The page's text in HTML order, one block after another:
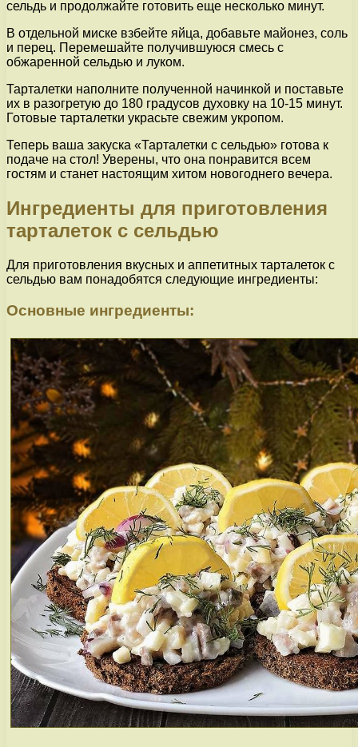
сельдь и продолжайте готовить еще несколько минут.
В отдельной миске взбейте яйца, добавьте майонез, соль
и перец. Перемешайте получившуюся смесь с
обжаренной сельдью и луком.
Тарталетки наполните полученной начинкой и поставьте
их в разогретую до 180 градусов духовку на 10-15 минут.
Готовые тарталетки украсьте свежим укропом.
Теперь ваша закуска «Тарталетки с сельдью» готова к
подаче на стол! Уверены, что она понравится всем
гостям и станет настоящим хитом новогоднего вечера.
Ингредиенты для приготовления
тарталеток с сельдью
Для приготовления вкусных и аппетитных тарталеток с
сельдью вам понадобятся следующие ингредиенты:
Основные ингредиенты: